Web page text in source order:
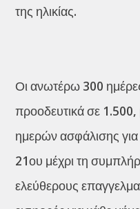
της ηλικίας.
Οι ανωτέρω 300
προοδευτικά σε
ημερών ασφάλισης για
21ου μέχρι τη
ελεύθερους